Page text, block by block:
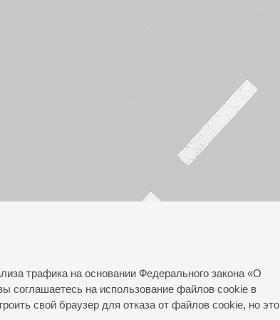
трафика на основании Федерального закона «О
соглашаетесь на использование файлов cookie в
свой браузер для отказа от файлов cookie, но это